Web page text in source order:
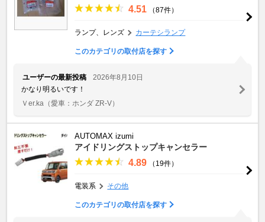
4.51 （87件）
ランプ、レンズ カーテシランプ
このカテゴリの取付店を探す
ユーザーの最新投稿
2026年8月10日
かなり明るいです！
Ｖer.ka （愛車：ホンダ ZR-V）
AUTOMAX izumi
アイドリングストップキャンセラー
4.89 （19件）
電装系 その他
このカテゴリの取付店を探す